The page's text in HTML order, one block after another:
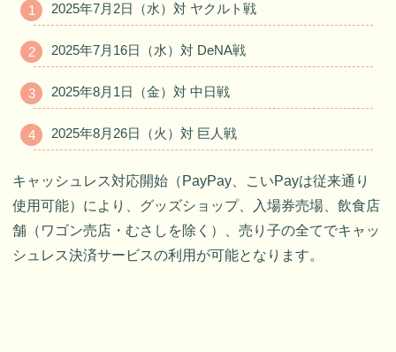
2025年7月2日（水）対 ヤクルト戦
2025年7月16日（水）対 DeNA戦
2025年8月1日（金）対 中日戦
2025年8月26日（火）対 巨人戦
キャッシュレス対応開始（PayPay、こいPayは従来通り
使用可能）により、グッズショップ、入場券売場、飲食店
舗（ワゴン売店・むさしを除く）、売り子の全てでキャッ
シュレス決済サービスの利用が可能となります。